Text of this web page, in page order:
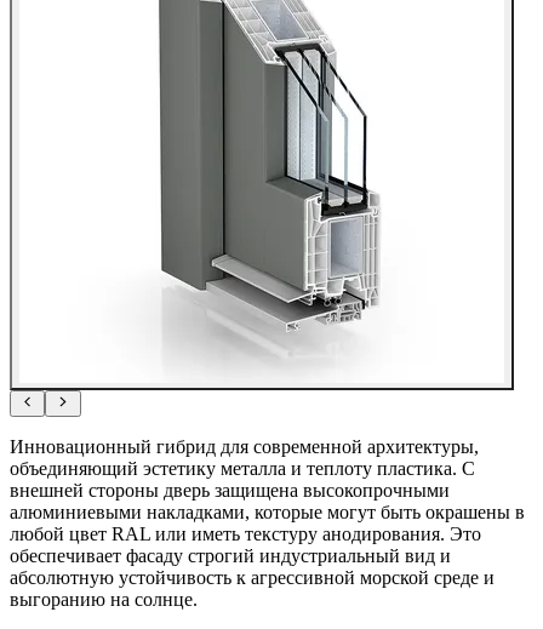
Инновационный гибрид для современной архитектуры,
объединяющий эстетику металла и теплоту пластика. С
внешней стороны дверь защищена высокопрочными
алюминиевыми накладками, которые могут быть окрашены в
любой цвет RAL или иметь текстуру анодирования. Это
обеспечивает фасаду строгий индустриальный вид и
абсолютную устойчивость к агрессивной морской среде и
выгоранию на солнце.